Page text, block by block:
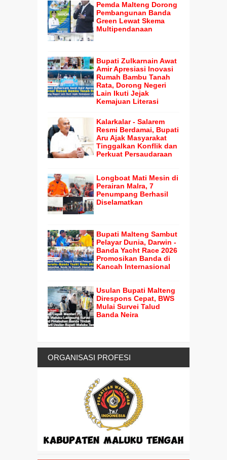
Pemda Malteng Dorong
Pembangunan Banda
Green Lewat Skema
Multipendanaan
Bupati Zulkarnain Awat
Amir Apresiasi Inovasi
Rumah Bambu Tanah
Rata, Dorong Negeri
Lain Ikuti Jejak
Kemajuan Literasi
Kalarkalar - Salarem
Resmi Berdamai, Bupati
Aru Ajak Masyarakat
Tinggalkan Konflik dan
Perkuat Persaudaraan
Longboat Mati Mesin di
Perairan Malra, 7
Penumpang Berhasil
Diselamatkan
Bupati Malteng Sambut
Pelayar Dunia, Darwin -
Banda Yacht Race 2026
Promosikan Banda di
Kancah Internasional
Usulan Bupati Malteng
Direspons Cepat, BWS
Mulai Survei Talud
Banda Neira
ORGANISASI PROFESI